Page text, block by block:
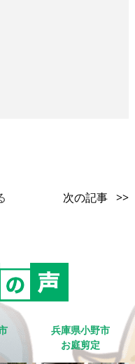
次の記事 >>
兵庫県小野市
お庭剪定